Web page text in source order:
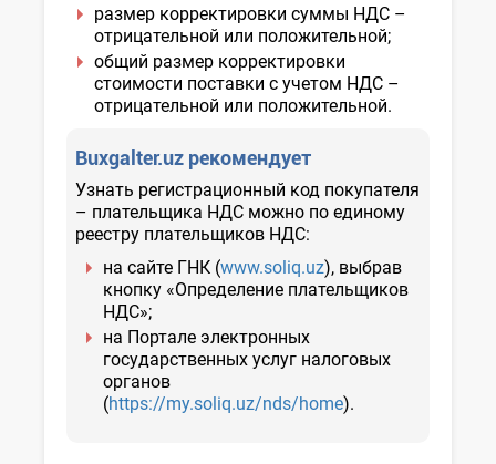
размер корректировки суммы НДС –
отрицательной или положительной;
общий размер корректировки
стоимости поставки с учетом НДС –
отрицательной или положительной.
Buxgalter.uz рекомендует
Узнать регистрационный код покупателя
– плательщика НДС можно по единому
реестру плательщиков НДС:
на сайте ГНК (www.soliq.uz), выбрав
кнопку «Определение плательщиков
НДС»;
на Портале электронных
государственных услуг налоговых
органов
(https://my.soliq.uz/nds/home).